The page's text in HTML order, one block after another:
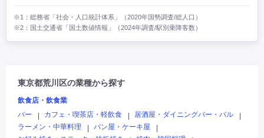
※1：総務省「社会・人口統計体系」（2020年国勢調査/総人口）
※2：国土交通省「国土数値情報」（2024年調査/駅別乗降客数）
東京都荒川区の業種から探す
飲食店・飲食業
バー
カフェ・喫茶店・軽飲食 居酒屋・ダイニングバー・バル
ラーメン・中華料理
パン屋・ケーキ屋